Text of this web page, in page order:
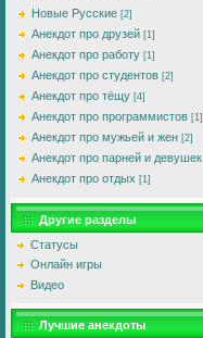
Новые Русские [2]
Анекдот про друзей [1]
Анекдот про работу [1]
Анекдот про студентов [2]
Анекдот про тёщу [4]
Анекдот про программистов [1]
Анекдот про мужьей и жен [2]
Анекдот про парней и девушек
Анекдот про отдых [1]
Другие разделы
Статусы
Онлайн игры
Видео
Лучшие анекдоты